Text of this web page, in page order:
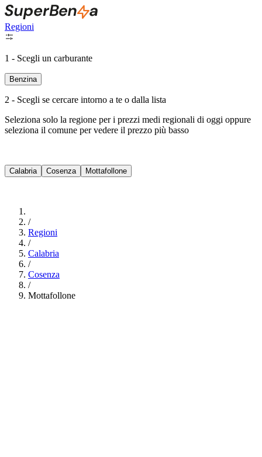
Regioni
1 - Scegli un carburante
Benzina
2 - Scegli se cercare intorno a te o dalla lista
Seleziona solo la regione per i prezzi medi regionali di oggi oppure
seleziona il comune per vedere il prezzo più basso
Calabria Cosenza Mottafollone
/
Regioni
/
Calabria
/
Cosenza
/
Mottafollone